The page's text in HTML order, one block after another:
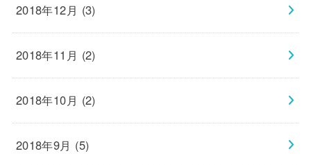
2018年12月 (3)
2018年11月 (2)
2018年10月 (2)
2018年9月 (5)